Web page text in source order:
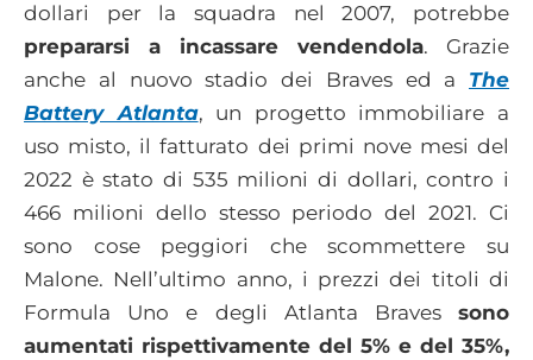
dollari per la squadra nel 2007, potrebbe
prepararsi a incassare vendendola. Grazie
anche al nuovo stadio dei Braves ed a The
Battery Atlanta, un progetto immobiliare a
uso misto, il fatturato dei primi nove mesi del
2022 è stato di 535 milioni di dollari, contro i
466 milioni dello stesso periodo del 2021. Ci
sono cose peggiori che scommettere su
Malone. Nell’ultimo anno, i prezzi dei titoli di
Formula Uno e degli Atlanta Braves sono
aumentati rispettivamente del 5% e del 35%,